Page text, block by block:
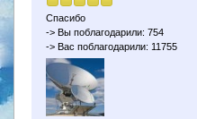
Спасибо
-> Вы поблагодарили: 754
-> Вас поблагодарили: 11755